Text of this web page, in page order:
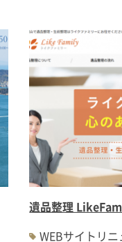
遺品整理
WEBサイトリ